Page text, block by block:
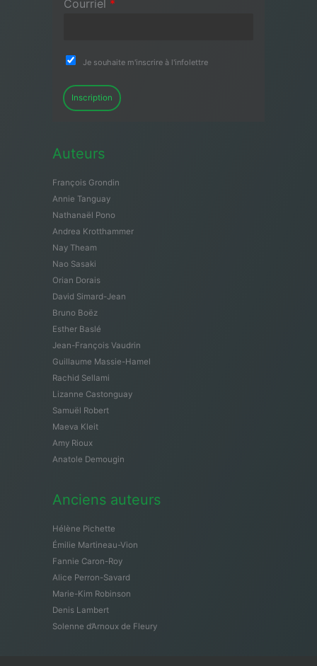
Courriel *
Je souhaite m'inscrire à l'infolettre
Inscription
Auteurs
François Grondin
Annie Tanguay
Nathanaël Pono
Andrea Krotthammer
Nay Theam
Nao Sasaki
Orian Dorais
David Simard-Jean
Bruno Boëz
Esther Baslé
Jean-François Vaudrin
Guillaume Massie-Hamel
Rachid Sellami
Lizanne Castonguay
Samuël Robert
Maeva Kleit
Amy Rioux
Anatole Demougin
Anciens auteurs
Hélène Pichette
Émilie Martineau-Vion
Fannie Caron-Roy
Alice Perron-Savard
Marie-Kim Robinson
Denis Lambert
Solenne d’Arnoux de Fleury